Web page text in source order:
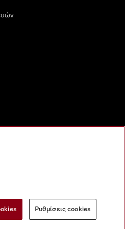
Υπαναχώρησης
Ρυθμίσεις cookies